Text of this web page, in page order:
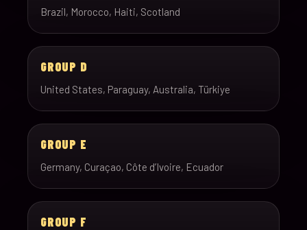
Brazil, Morocco, Haiti, Scotland
GROUP D
United States, Paraguay, Australia, Türkiye
GROUP E
Germany, Curaçao, Côte d’Ivoire, Ecuador
GROUP F